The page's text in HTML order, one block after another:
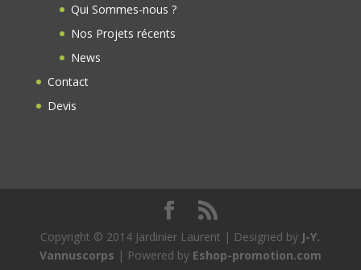
Qui Sommes-nous ?
Nos Projets récents
News
Contact
Devis
Copyright © 2014 Jardinier Laurent | Designed by J-Y.
Vannuscorps | Powered by Eshop-promotion.com